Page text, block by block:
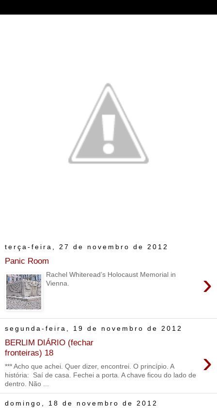
terça-feira, 27 de novembro de 2012
Panic Room
›
Rachel Whiteread’s Holocaust Memorial in
Vienna.
segunda-feira, 19 de novembro de 2012
BERLIM DIÁRIO (fechar
fronteiras) 18
›
*** Acho que achei. Quer dizer, encontrei. O princípio. A
história: Saí de casa. Fechei a porta. A chave ficou do lado de
dentro. Não ...
domingo, 18 de novembro de 2012